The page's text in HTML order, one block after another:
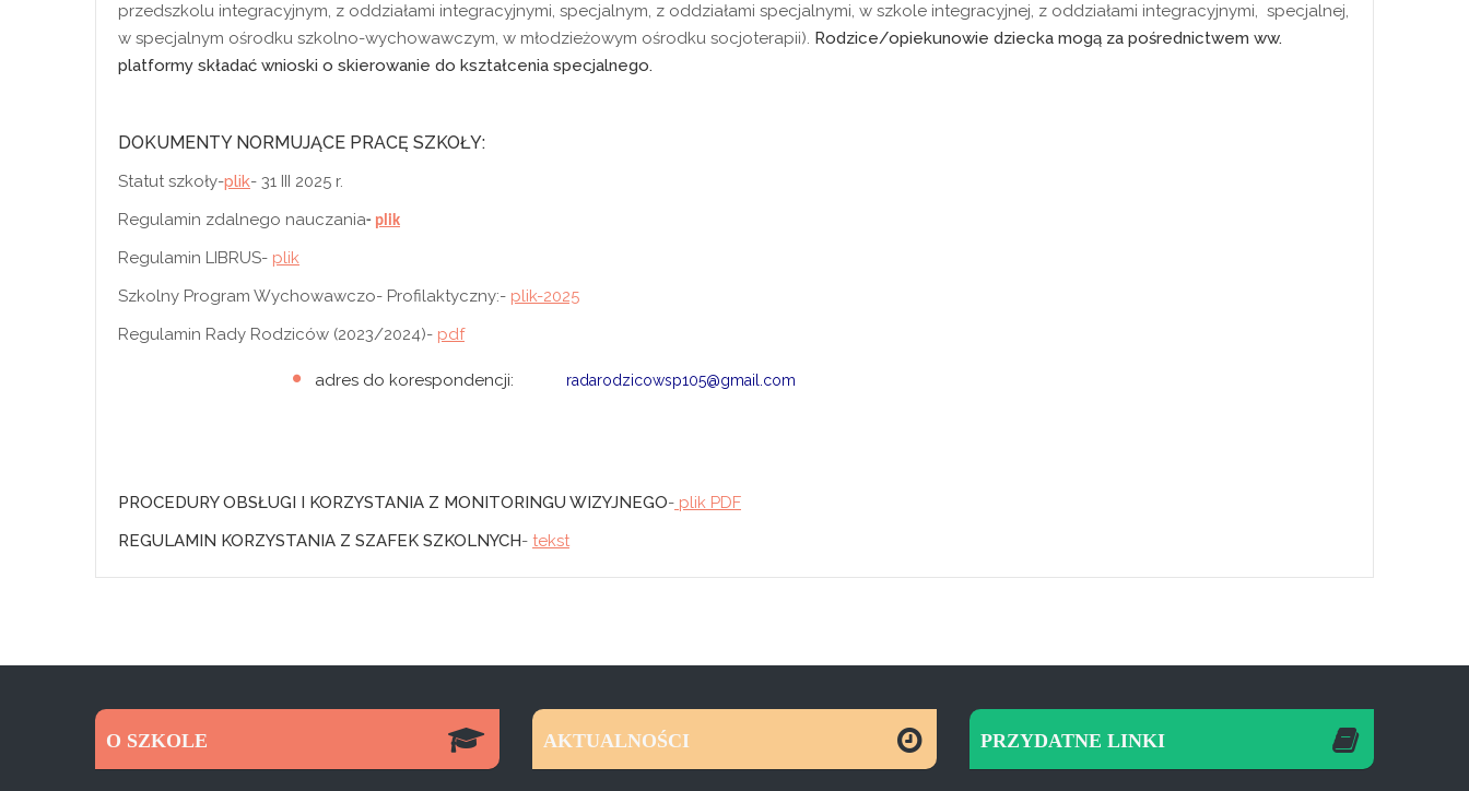
przedszkolu integracyjnym, z oddziałami integracyjnymi, specjalnym, z oddziałami specjalnymi, w szkole integracyjnej, z oddziałami integracyjnymi, specjalnej,
w specjalnym ośrodku szkolno-wychowawczym, w młodzieżowym ośrodku socjoterapii). Rodzice/opiekunowie dziecka mogą za pośrednictwem ww.
platformy składać wnioski o skierowanie do kształcenia specjalnego.
DOKUMENTY NORMUJĄCE PRACĘ SZKOŁY:
Statut szkoły-plik- 31 III 2025 r.
Regulamin zdalnego nauczania- plik
Regulamin LIBRUS- plik
Szkolny Program Wychowawczo- Profilaktyczny:- plik-2025
Regulamin Rady Rodziców (2023/2024)- pdf
adres do korespondencji: radarodzicowsp105@gmail.com
PROCEDURY OBSŁUGI I KORZYSTANIA Z MONITORINGU WIZYJNEGO- plik PDF
REGULAMIN KORZYSTANIA Z SZAFEK SZKOLNYCH- tekst
O SZKOLE AKTUALNOŚCI PRZYDATNE LINKI